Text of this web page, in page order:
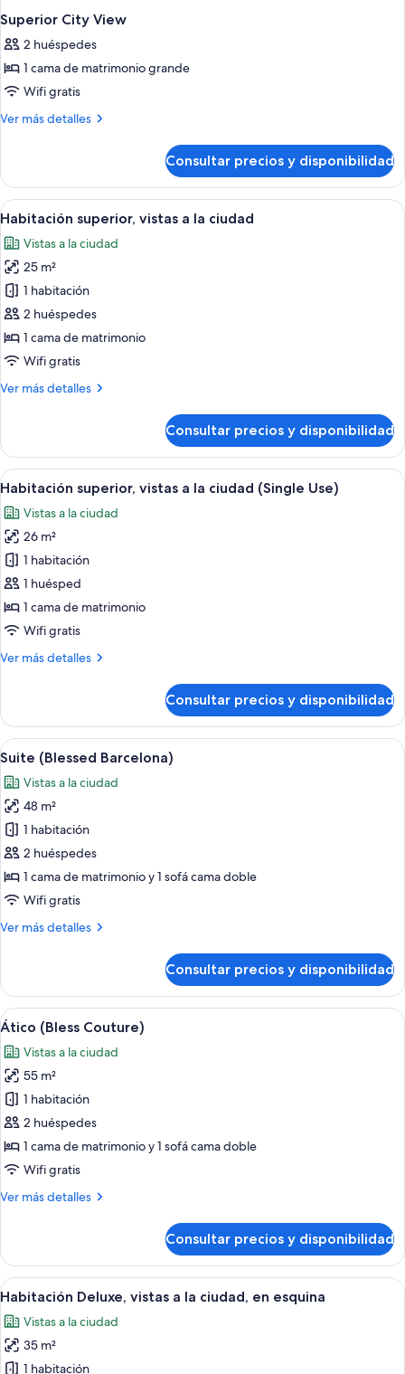
Superior City View
2 huéspedes
1 cama de matrimonio grande
Wifi gratis
Ver más detalles
Más
City
View
Consultar precios y disponibilidad
Abrir
todas
las
fotos
de
Habitación
superior,
vistas
la
Ropa de cama de alta calidad,
14
Habitación superior, vistas a la ciudad
Vistas a la ciudad
25 m²
1 habitación
2 huéspedes
1 cama de matrimonio
Wifi gratis
Ver más detalles
Más
superior,
vistas
a
ciudad
Consultar precios y disponibilidad
Abrir
todas
las
fotos
de
Habitación
superior,
vistas
la
Use)
Ropa de cama de alta calidad,
14
Habitación superior, vistas a la ciudad (Single Use)
Vistas a la ciudad
26 m²
1 habitación
1 huésped
1 cama de matrimonio
Wifi gratis
Ver más detalles
Más
superior,
vistas
a
ciudad
(Single
Use)
Consultar precios y disponibilidad
Abrir
todas
las
fotos
de
Suite
(Blessed
Barcelona)
Una habitación de hotel moderna
13
Suite (Blessed Barcelona)
Vistas a la ciudad
48 m²
1 habitación
2 huéspedes
1 cama de matrimonio y 1 sofá cama doble
Wifi gratis
Ver más detalles
Más
(Blessed
Barcelona)
Consultar precios y disponibilidad
Abrir
todas
las
fotos
de
Ático
(Bless
Couture)
Ropa de cama de alta calidad,
6
Ático (Bless Couture)
Vistas a la ciudad
55 m²
1 habitación
2 huéspedes
1 cama de matrimonio y 1 sofá cama doble
Wifi gratis
Ver más detalles
Más
(Bless
Couture)
Consultar precios y disponibilidad
Abrir
todas
las
fotos
Habitación de hotel ordenada con
13
Habitación Deluxe, vistas a la ciudad, en esquina
Vistas a la ciudad
35 m²
1 habitación